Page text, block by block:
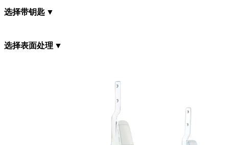
选择带钥匙
选择表面处理